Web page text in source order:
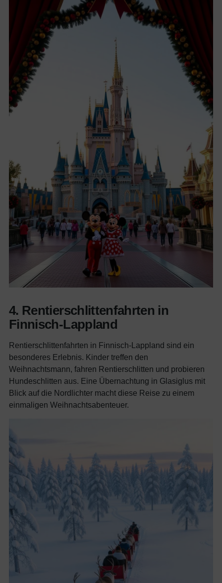
4. Rentierschlittenfahrten in
Finnisch-Lappland
Rentierschlittenfahrten in Finnisch-Lappland sind ein
besonderes Erlebnis. Kinder treffen den
Weihnachtsmann, fahren Rentierschlitten und probieren
Hundeschlitten aus. Eine Übernachtung in Glasiglus mit
Blick auf die Nordlichter macht diese Reise zu einem
einmaligen Weihnachtsabenteuer.